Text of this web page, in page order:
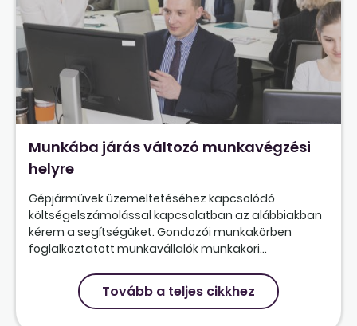
Munkába járás változó munkavégzési
helyre
Gépjárművek üzemeltetéséhez kapcsolódó
költségelszámolással kapcsolatban az alábbiakban
kérem a segítségüket. Gondozói munkakörben
foglalkoztatott munkavállalók munkaköri...
Tovább a teljes cikkhez